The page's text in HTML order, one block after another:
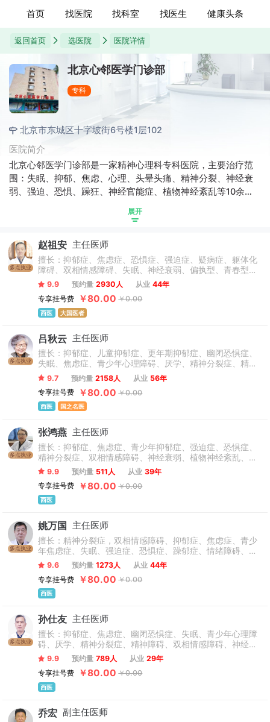
首页 找医院 找科室 找医生 健康头条
返回首页 选医院 医院详情
北京心邻医学门诊部
专科
北京市东城区十字坡街6号楼1层102
医院简介
北京心邻医学门诊部是一家精神心理科专科医院，主要治疗范
围：失眠、抑郁、焦虑、心理、头晕头痛、精神分裂、神经衰
弱、强迫、恐惧、躁狂、神经官能症、植物神经紊乱等10余种
务立院、和谐建院”的建院理念，倡导“以人为本、患者至上”的
者的使命，为患者提供安全、优质、高效的医疗服务。
展开
多点执业
赵祖安 主任医师
擅长：抑郁症、焦虑症、恐惧症、强迫症、疑病症、躯体化
障碍、双相情感障碍、失眠、神经衰弱、偏执型、青春型、
紧张型、单纯型、未定型及其他型或待分类的精神障碍等精
神疾病。躁狂症、双相情感障碍、精神康复、精神障碍、精
神心理、睡眠障碍科、躁狂症、恐惧症、神经官能症、植物
神经紊乱、头痛头晕、更年期综合征、心理咨询、注意力不
9.9 预约量 2930人 从业 44年
专享挂号费
￥80.00 ￥0.00
西医 大国医者
多点执业
吕秋云 主任医师
擅长：抑郁症、儿童抑郁症、更年期抑郁症、幽闭恐惧症、
失眠、焦虑症、青少年心理障碍、厌学、精神分裂症、精神
障碍、双相情感障碍、神经衰弱、躯体化障碍、强迫症、恐
惧症、密集恐惧症、躁郁症、情绪障碍、心理障碍、青少年
儿童心理咨询、自闭症、躁狂症、植物神经功能紊乱、神经
官能症、幻听幻觉、疑病症、妄想症、创伤后应激障碍、心
残、网瘾、癔症、青少年叛逆、酒瘾、小儿多动症、抽动
症、等精神心理疾病的临床治疗。
9.7 预约量 2158人 从业 56年
专享挂号费
￥80.00 ￥0.00
西医 国之名医
多点执业
张鸿燕 主任医师
擅长：抑郁症、焦虑症、青少年抑郁症、强迫症、恐惧症、
精神分裂症、双相情感障碍、神经衰弱、植物神经紊乱、睡
眠障碍、精神障碍、躯体症状障、幻听、妄想症的综合治
疗，包括物理疗法、心理疗法及药物治疗青少年厌学的心理
干预及行为引导顽固性失眠的个性化诊疗方案。
9.9 预约量 511人 从业 39年
专享挂号费
￥80.00 ￥0.00
西医
多点执业
姚万国 主任医师
擅长：精神分裂症，双相情感障碍、抑郁症、焦虑症、青少
年焦虑症、失眠、强迫症、恐惧症、躁郁症、情绪障碍、精
神障碍、心理障碍、青少年儿童心理咨询、自闭症、躁狂
症、狂躁症、植物神经功能紊乱、躯体障碍、精神分裂症、
厌学、幻听幻觉、疑病症、妄想症、创伤后应激障碍、网
瘾、神经衰弱、癔症、儿童抑郁症、儿童焦虑症、人格障
等精神心理疾病的诊治，以及酒瘾，网瘾，赌瘾，药物成瘾
等方面的诊断和治疗。
9.6 预约量 1273人 从业 44年
专享挂号费
￥80.00 ￥0.00
西医
多点执业
孙仕友 主任医师
擅长：抑郁症、焦虑症、幽闭恐惧症、失眠、青少年心理障
碍、厌学、精神分裂症、精神障碍、双相情感障碍、神经衰
弱、躯体化障碍、强迫症、恐惧症、躁郁症、情绪障碍、心
理障碍、青少年儿童心理咨询、自闭症、躁狂症、植物神经
功能紊乱、神经官能症、情感性精神障碍、幻听幻觉、疑病
症、妄想症、创伤后应激障碍、心境障碍、孤独症、儿童焦
9.9 预约量 789人 从业 29年
专享挂号费
￥80.00 ￥0.00
西医
乔宏 副主任医师